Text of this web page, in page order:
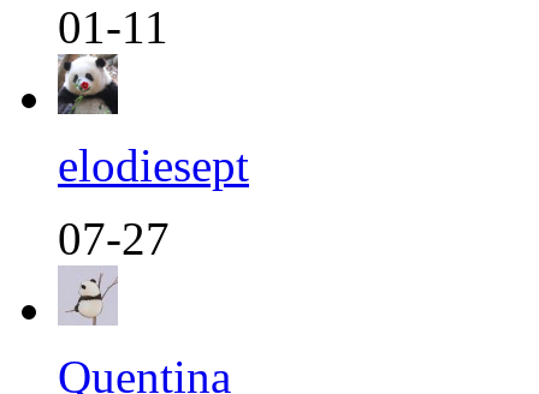
01-11
elodiesept
07-27
Quentina